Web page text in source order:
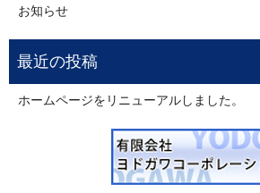
お知らせ
ホームページをリニューアルしました。